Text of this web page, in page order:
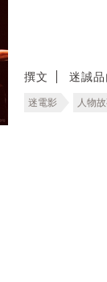
撰文 迷誠
迷電影 人物